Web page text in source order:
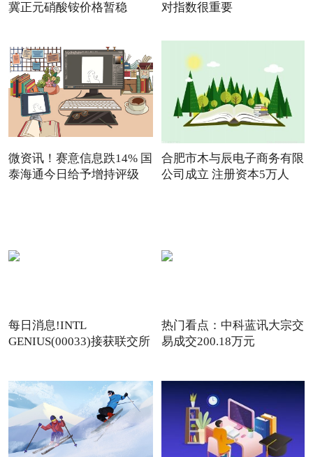
冀正元硝酸铵价格暂稳
对指数很重要
微资讯！赛意信息跌14% 国
泰海通今日给予增持评级
合肥市木与辰电子商务有限
公司成立 注册资本5万人
每日消息!INTL
GENIUS(00033)接获联交所
热门看点：中科蓝讯大宗交
易成交200.18万元